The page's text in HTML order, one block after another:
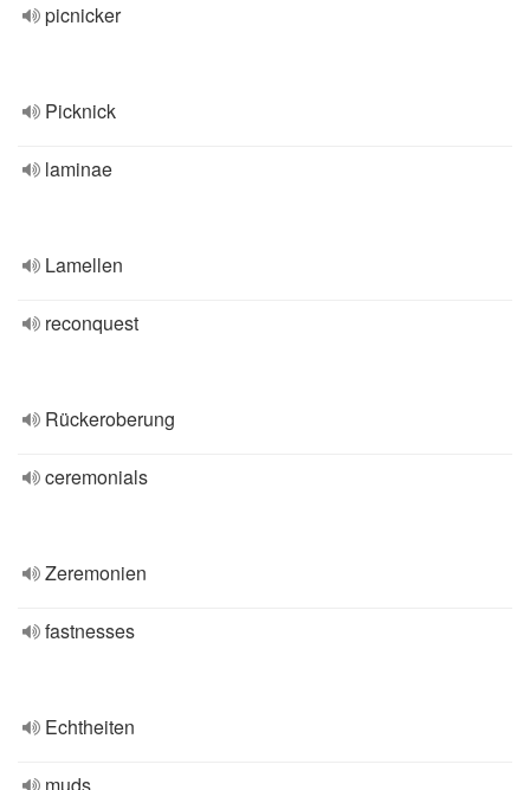
picnicker
Picknick
laminae
Lamellen
reconquest
Rückeroberung
ceremonials
Zeremonien
fastnesses
Echtheiten